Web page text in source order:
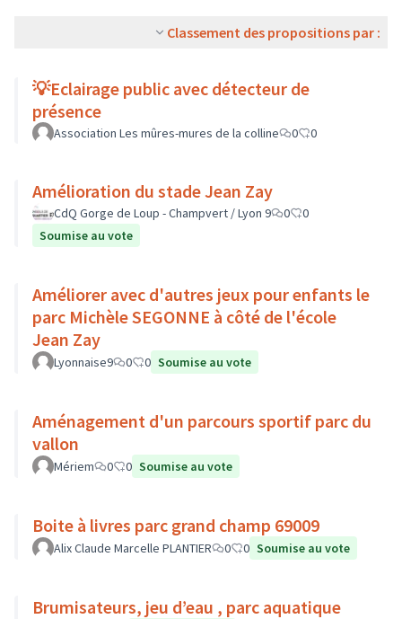
Classement des propositions par :
💡Eclairage public avec détecteur de
présence
Association Les mûres-mures de la colline 0 0
Amélioration du stade Jean Zay
CdQ Gorge de Loup - Champvert / Lyon 9 0
0
Soumise au vote
Améliorer avec d'autres jeux pour enfants le
parc Michèle SEGONNE à côté de l'école
Jean Zay
Lyonnaise9 0 0 Soumise au vote
Aménagement d'un parcours sportif parc du
vallon
Mériem 0 0 Soumise au vote
Boite à livres parc grand champ 69009
Alix Claude Marcelle PLANTIER 0 0 Soumise au vote
Brumisateurs, jeu d’eau , parc aquatique